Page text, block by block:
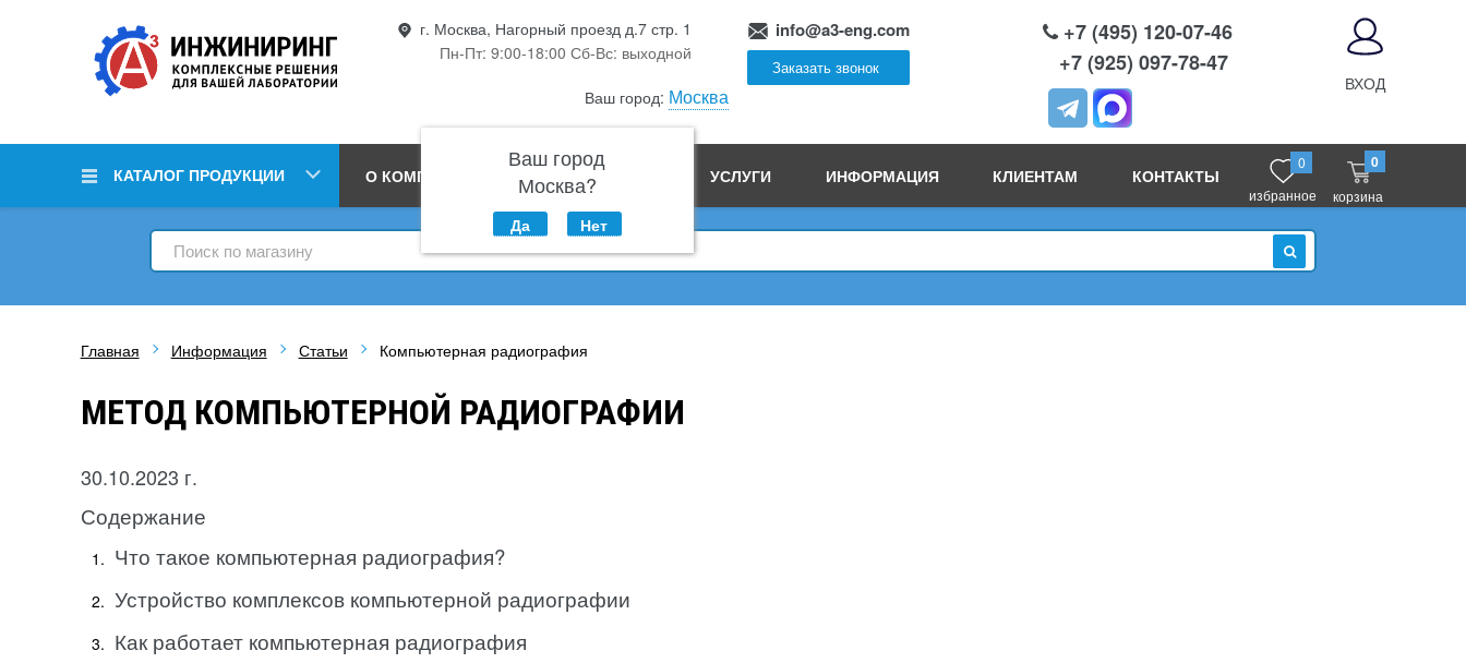
г. Москва, Нагорный проезд д.7 стр. 1
Пн-Пт: 9:00-18:00 Сб-Вс: выходной
Ваш город: Москва
Ваш город
Москва?
Да Нет
info@a3-eng.com
Заказать звонок
+7 (495) 120-07-46
+7 (925) 097-78-47
ВХОД
КАТАЛОГ ПРОДУКЦИИ О КОМПАНИИ ПРОИЗВОДСТВО УСЛУГИ ИНФОРМАЦИЯ КЛИЕНТАМ КОНТАКТЫ
0
избранное
0
корзина
ИСКАТЬ
Главная Информация Статьи Компьютерная радиография
МЕТОД КОМПЬЮТЕРНОЙ РАДИОГРАФИИ
30.10.2023 г.
Содержание
Что такое компьютерная радиография?
Устройство комплексов компьютерной радиографии
Как работает компьютерная радиография